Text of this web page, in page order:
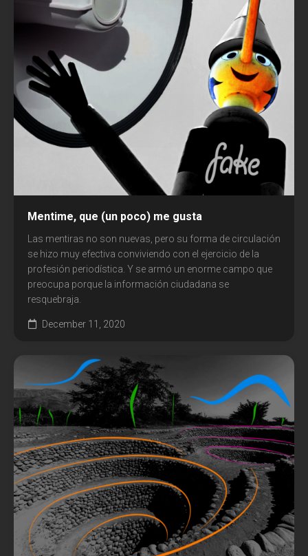
Comunicación
Cultura
Diseño
Ecología
Economía
Libros
Medicina
Medios
Podcast
Redes
Tecnología
Mentime, que (un poco) me gusta
Las mentiras no son nuevas, pero su forma de circulación
se hizo muy efectiva conviviendo con el ejercicio de la
profesión periodística. Y se armó un enorme campo que
preocupa porque la información ciudadana se
resquebraja.
December 11, 2020